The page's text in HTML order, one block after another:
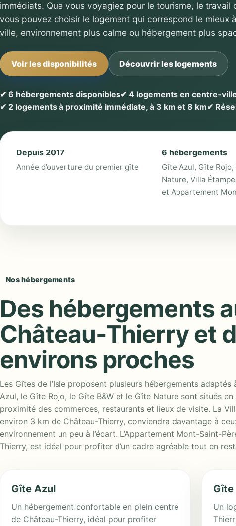
immédiats. Que vous voyagiez pour le tourisme, le travail
vous pouvez choisir le logement qui correspond le mieux
ville, environnement plus calme ou hébergement plus
Voir les disponibilités Découvrir les logements
✔ 6 hébergements disponibles✔ 4 logements en centre-
✔ 2 logements à proximité immédiate, à 3 km et 8 km✔
Depuis 2017
Année d’ouverture du premier gîte
6 hébergements
Gîte Azul, Gîte Rojo,
Nature, Villa
et Appartement
Nos hébergements
Des hébergements
Château-Thierry et
environs proches
Les Gîtes de l’Isle proposent plusieurs hébergements
Azul, le Gîte Rojo, le Gîte B&W et le Gîte Nature sont situés
proximité des commerces, restaurants et lieux de visite. La
environ 3 km de Château-Thierry, conviendra davantage à
environnement un peu à l’écart. L’Appartement Mont-Saint-
Thierry, est idéal pour profiter d’un cadre agréable tout en
Gîte Azul
Un hébergement confortable en plein centre
de Château-Thierry, idéal pour profiter
Gîte
Un